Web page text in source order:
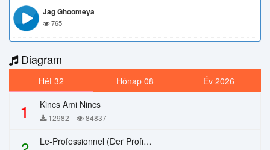
Jag Ghoomeya
765
Diagram
Hét 32 Hónap 08 Év 2026
1 Kincs Ami Nincs
12982 84837
Le-Professionnel (Der Profi) – Chi Mai